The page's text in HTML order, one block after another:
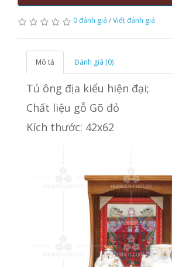
0 đánh giá /Viết đánh giá
Mô tả Đánh giá (0)
Tủ ông địa kiểu hiện đại;
Chất liệu gỗ Gõ đỏ
Kích thước: 42x62